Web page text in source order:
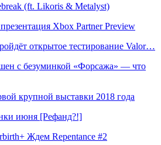
(ft. Likoris & Metalyst)
Xbox Partner Preview
открытое тестирование Valor…
с безуминкой «Форсажа» — что
крупной выставки 2018 года
июня [Рефанд?!]
Ждем Repentance #2